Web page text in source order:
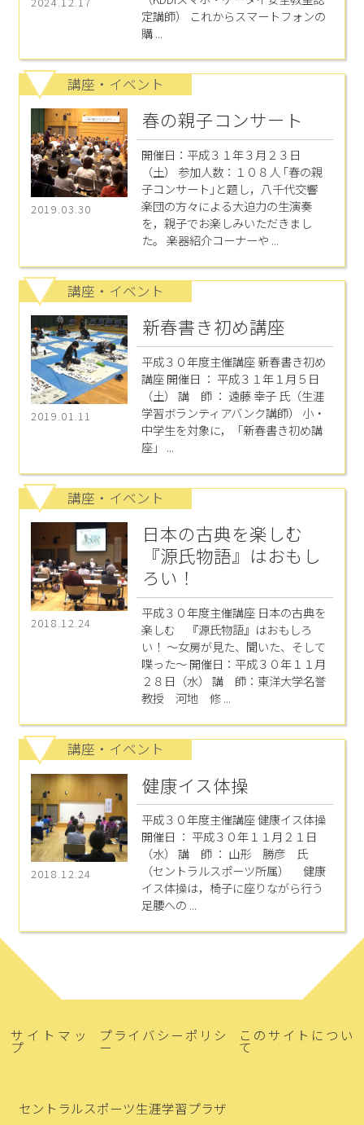
定講師） これからスマートフォンの
購 ...
講座・イベント
2019.03.30
春の親子コンサート
開催日：平成３１年３月２３日
（土） 参加人数：１０８人 ｢春の親
子コンサート｣と題し，八千代交響
楽団の方々による大迫力の生演奏
を，親子でお楽しみいただきまし
た。 楽器紹介コーナーや ...
講座・イベント
2019.01.11
新春書き初め講座
平成３０年度主催講座 新春書き初め
講座 開催日 ： 平成３１年１月５日
（土） 講 師 ： 遠藤 幸子 氏（生涯
学習ボランティアバンク講師） 小・
中学生を対象に，「新春書き初め講
座」 ...
講座・イベント
2018.12.24
日本の古典を楽しむ
『源氏物語』はおもし
ろい！
平成３０年度主催講座 日本の古典を
楽しむ 『源氏物語』はおもしろ
い！ ～女房が見た、聞いた、そして
喋った～ 開催日：平成３０年１１月
２８日（水） 講 師：東洋大学名誉
教授 河地 修 ...
講座・イベント
2018.12.24
健康イス体操
平成３０年度主催講座 健康イス体操
開催日 ： 平成３０年１１月２１日
（水） 講 師 ： 山形 勝彦 氏
（セントラルスポーツ所属） 健康
イス体操は，椅子に座りながら行う
足腰への ...
サイトマッ
プ
プライバシーポリシ
ー
このサイトについ
て
セントラルスポーツ生涯学習プラザ